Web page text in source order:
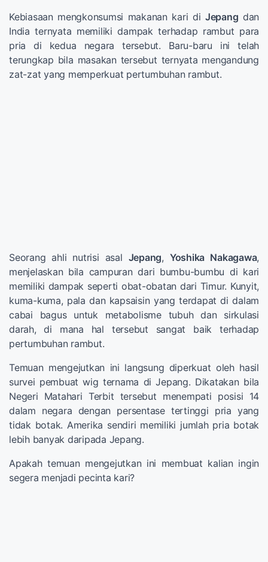
Kebiasaan mengkonsumsi makanan kari di Jepang dan
India ternyata memiliki dampak terhadap rambut para
pria di kedua negara tersebut. Baru-baru ini telah
terungkap bila masakan tersebut ternyata mengandung
zat-zat yang memperkuat pertumbuhan rambut.
Seorang ahli nutrisi asal Jepang, Yoshika Nakagawa,
menjelaskan bila campuran dari bumbu-bumbu di kari
memiliki dampak seperti obat-obatan dari Timur. Kunyit,
kuma-kuma, pala dan kapsaisin yang terdapat di dalam
cabai bagus untuk metabolisme tubuh dan sirkulasi
darah, di mana hal tersebut sangat baik terhadap
pertumbuhan rambut.
Temuan mengejutkan ini langsung diperkuat oleh hasil
survei pembuat wig ternama di Jepang. Dikatakan bila
Negeri Matahari Terbit tersebut menempati posisi 14
dalam negara dengan persentase tertinggi pria yang
tidak botak. Amerika sendiri memiliki jumlah pria botak
lebih banyak daripada Jepang.
Apakah temuan mengejutkan ini membuat kalian ingin
segera menjadi pecinta kari?